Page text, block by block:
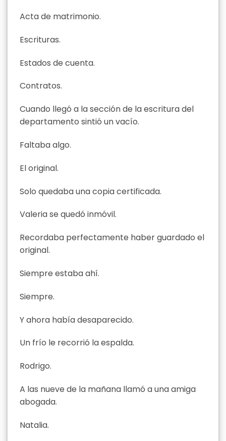
Acta de matrimonio.
Escrituras.
Estados de cuenta.
Contratos.
Cuando llegó a la sección de la escritura del
departamento sintió un vacío.
Faltaba algo.
El original.
Solo quedaba una copia certificada.
Valeria se quedó inmóvil.
Recordaba perfectamente haber guardado el
original.
Siempre estaba ahí.
Siempre.
Y ahora había desaparecido.
Un frío le recorrió la espalda.
Rodrigo.
A las nueve de la mañana llamó a una amiga
abogada.
Natalia.